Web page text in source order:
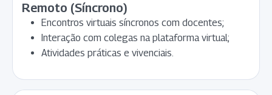
Remoto (Síncrono)
Encontros virtuais síncronos com docentes;
Interação com colegas na plataforma virtual;
Atividades práticas e vivenciais.